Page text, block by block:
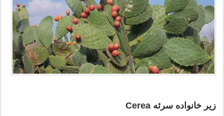
زیر خانواده سرئه Cerea